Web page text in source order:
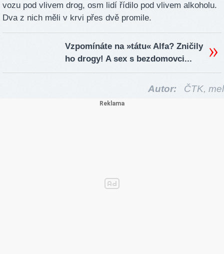
vozu pod vlivem drog, osm lidí řídilo pod vlivem alkoholu.
Dva z nich měli v krvi přes dvě promile.
Vzpomínáte na »tátu« Alfa? Zničily
ho drogy! A sex s bezdomovci...
Autor: ČTK, mel